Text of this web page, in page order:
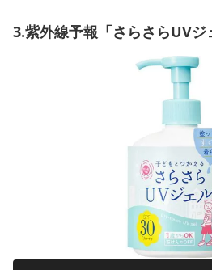
3.紫外線予報「さらさらUVジ